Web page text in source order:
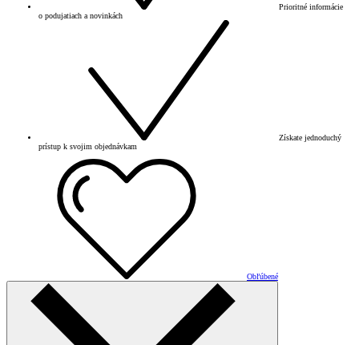
Prioritné informácie
o podujatiach a novinkách
Získate jednoduchý
prístup k svojim objednávkam
Obľúbené